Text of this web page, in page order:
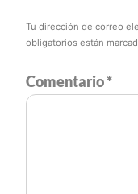
Tu dirección de correo
obligatorios están
Comentario*